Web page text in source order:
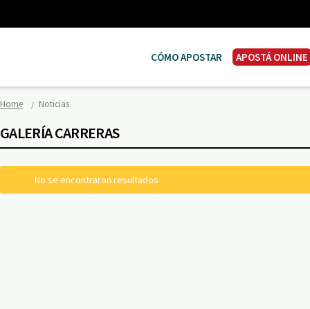
CÓMO APOSTAR APOSTÁ ONLINE
Home Noticias
GALERÍA CARRERAS
No se encontraron resultados